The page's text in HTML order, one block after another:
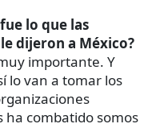
lo que las
dijeron a México?
importante. Y
lo van a tomar los
ha combatido somos